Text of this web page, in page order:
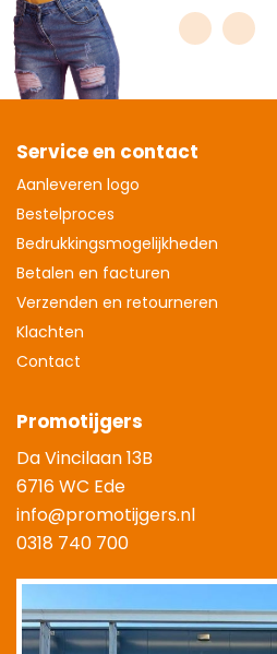
Service en contact
Aanleveren logo
Bestelproces
Bedrukkingsmogelijkheden
Betalen en facturen
Verzenden en retourneren
Klachten
Contact
Promotijgers
Da Vincilaan 13B
6716 WC Ede
info@promotijgers.nl
0318 740 700